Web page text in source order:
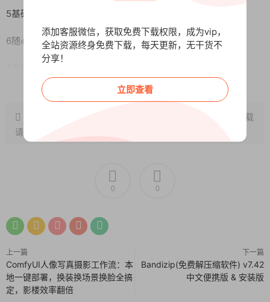
5基础建模其他占比过高投产不正如何优化(直播间)(1).mp4
6随心推投放操作步骤和思路(直播间)(1).mp4
8标准计划搭建基础测出价及控流速(直播间)(1).mp4
9高跑量计划如何筛选和培养(直播间)(1).mp4
(1).mp4
13中高客单产品人群包搭建实操思路(直播间)(1).mp4
14不同消耗测试素材的方式(标准、全域、随心推、豆荚)(1).mp4
阅读全文
，转载
请注明出处~~~
0 0
上一篇
ComfyUI人像写真摄影工作流：本
地一键部署，换装换场景换脸全搞
定，影楼效率翻倍
下一篇
Bandizip(免费解压缩软件) v7.42
中文便携版 & 安装版
添加客服微信，获取免费下载权限，成为vip，
全站资源终身免费下载，每天更新，无干货不
分享！
立即查看